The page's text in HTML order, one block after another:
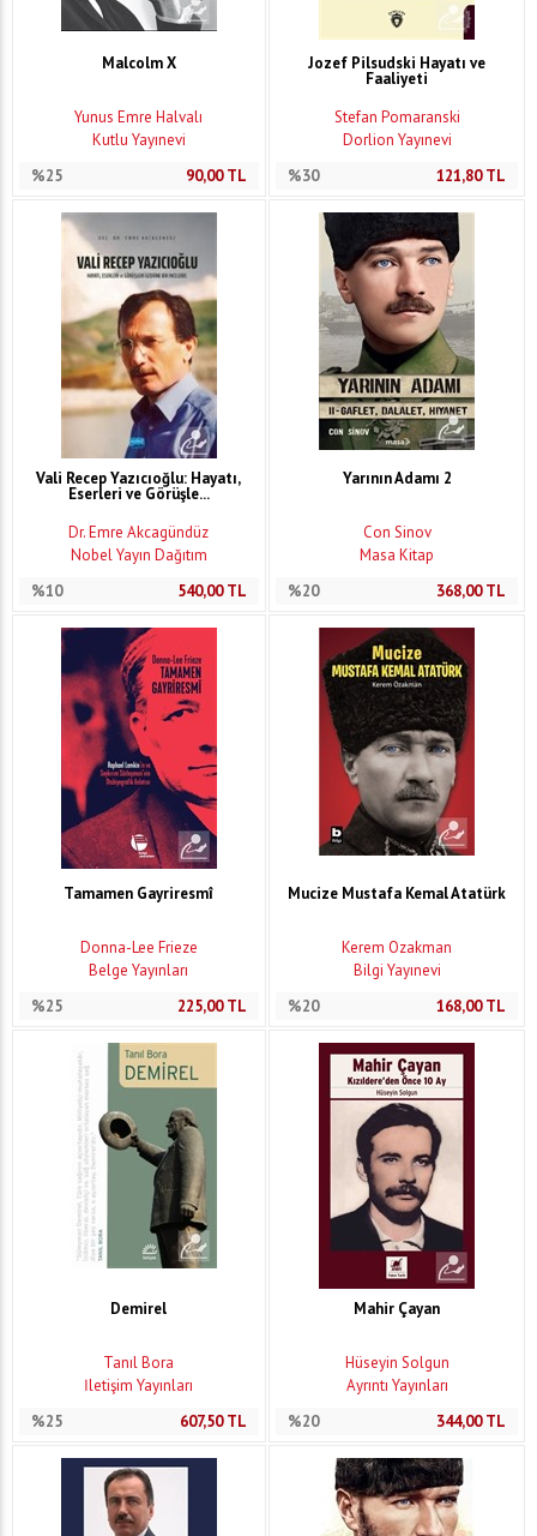
Malcolm X
Yunus Emre Halvalı
Kutlu Yayınevi
%25
90,00TL
Jozef Pilsudski Hayatı ve
Faaliyeti
Stefan Pomaranski
Dorlion Yayınevi
%30
121,80TL
Vali Recep Yazıcıoğlu: Hayatı,
Eserleri ve Görüşle...
Dr. Emre Akcagündüz
Nobel Yayın Dağıtım
%10
540,00TL
Yarının Adamı 2
Con Sinov
Masa Kitap
%20
368,00TL
Tamamen Gayriresmî
Donna-Lee Frieze
Belge Yayınları
%25
225,00TL
Mucize Mustafa Kemal Atatürk
Kerem Özakman
Bilgi Yayınevi
%20
168,00TL
Demirel
Tanıl Bora
İletişim Yayınları
%25
607,50TL
Mahir Çayan
Hüseyin Solgun
Ayrıntı Yayınları
%20
344,00TL